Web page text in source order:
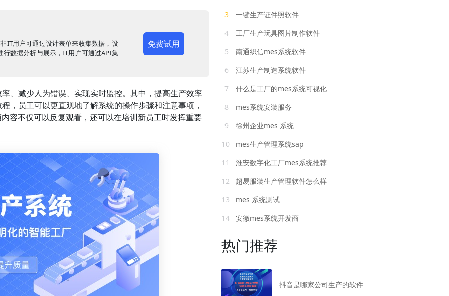
IT用户可通过设计表单来收集数据，设
数据分析与展示，IT用户可通过API集
免费试用
、减少人为错误、实现实时监控。其中，提高生产效率
，员工可以更直观地了解系统的操作步骤和注意事项，
容不仅可以反复观看，还可以在培训新员工时发挥重要
3
一键生产证件照软件
4
工厂生产玩具图片制作软件
5
南通织信mes系统软件
6
江苏生产制造系统软件
7
什么是工厂的mes系统可视化
8
mes系统安装服务
9
徐州企业mes 系统
10
mes生产管理系统sap
11
淮安数字化工厂mes系统推荐
12
超易服装生产管理软件怎么样
13
mes 系统测试
14
安徽mes系统开发商
热门推荐
抖音是哪家公司生产的软件